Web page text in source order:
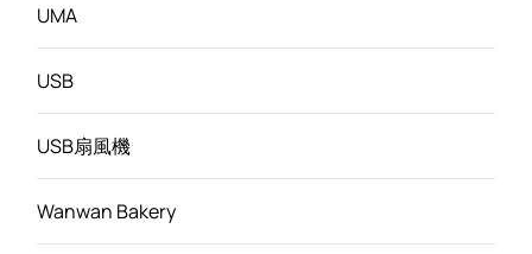
UMA
USB
USB扇風機
Wanwan Bakery